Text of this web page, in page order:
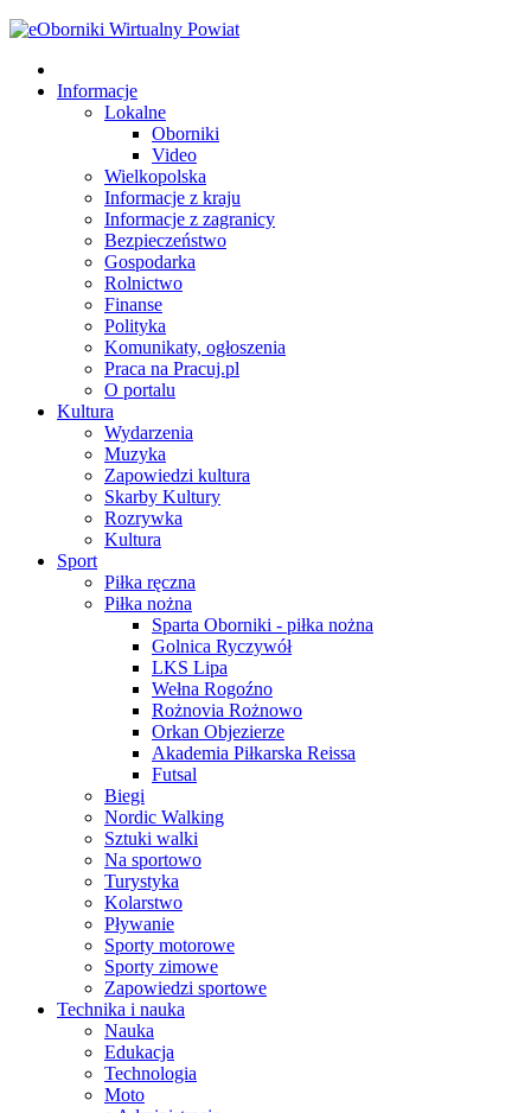
Informacje
Lokalne
Oborniki
Video
Wielkopolska
Informacje z kraju
Informacje z zagranicy
Bezpieczeństwo
Gospodarka
Rolnictwo
Finanse
Polityka
Komunikaty, ogłoszenia
Praca na Pracuj.pl
O portalu
Kultura
Wydarzenia
Muzyka
Zapowiedzi kultura
Skarby Kultury
Rozrywka
Kultura
Sport
Piłka ręczna
Piłka nożna
Sparta Oborniki - piłka nożna
Golnica Ryczywół
LKS Lipa
Wełna Rogoźno
Rożnovia Rożnowo
Orkan Objezierze
Akademia Piłkarska Reissa
Futsal
Biegi
Nordic Walking
Sztuki walki
Na sportowo
Turystyka
Kolarstwo
Pływanie
Sporty motorowe
Sporty zimowe
Zapowiedzi sportowe
Technika i nauka
Nauka
Edukacja
Technologia
Moto